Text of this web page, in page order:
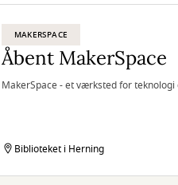
MAKERSPACE
Åbent MakerSpace
MakerSpace - et værksted for
Biblioteket i Herning